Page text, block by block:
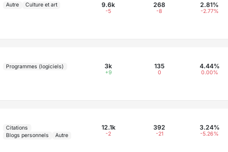
Autre Culture et art 9.6k
-5
268
-8
2.81%
-2.77%
Programmes (logiciels) 3k
+9
135
0
4.44%
0.00%
Citations
Blogs personnels
Autre
12.1k
-2
392
-21
3.24%
-5.26%